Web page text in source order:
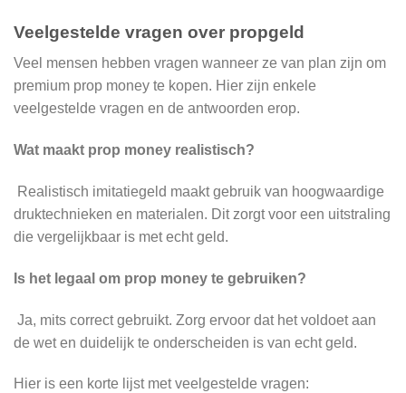
Veelgestelde vragen over propgeld
Veel mensen hebben vragen wanneer ze van plan zijn om
premium prop money te kopen. Hier zijn enkele
veelgestelde vragen en de antwoorden erop.
Wat maakt prop money realistisch?
Realistisch imitatiegeld maakt gebruik van hoogwaardige
druktechnieken en materialen. Dit zorgt voor een uitstraling
die vergelijkbaar is met echt geld.
Is het legaal om prop money te gebruiken?
Ja, mits correct gebruikt. Zorg ervoor dat het voldoet aan
de wet en duidelijk te onderscheiden is van echt geld.
Hier is een korte lijst met veelgestelde vragen: